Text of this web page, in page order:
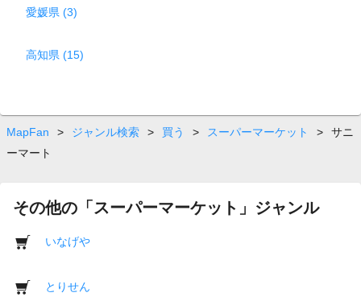
愛媛県 (3)
高知県 (15)
MapFan > ジャンル検索 > 買う > スーパーマーケット >
サニ
ーマート
その他の「スーパーマーケット」ジャンル
いなげや
とりせん